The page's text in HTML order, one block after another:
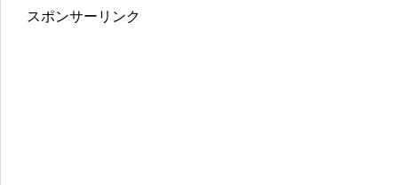
スポンサーリンク